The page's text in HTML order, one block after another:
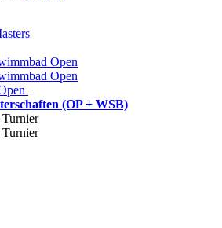
Open
Open
(OP + WSB)